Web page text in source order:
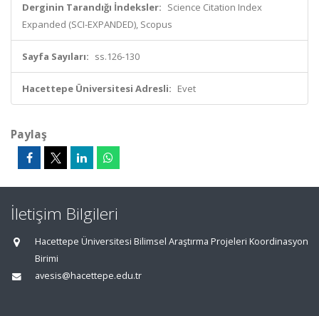
Derginin Tarandığı İndeksler: Science Citation Index
Expanded (SCI-EXPANDED), Scopus
Sayfa Sayıları: ss.126-130
Hacettepe Üniversitesi Adresli: Evet
Paylaş
İletişim Bilgileri
Hacettepe Üniversitesi Bilimsel Araştırma Projeleri Koordinasyon
Birimi
avesis@hacettepe.edu.tr